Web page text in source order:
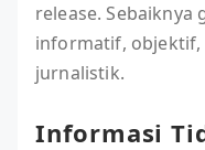
release. Sebaiknya
informatif, objektif,
jurnalistik.
Informasi